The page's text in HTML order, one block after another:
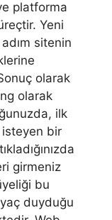
platforma
Yeni
sitenin
olarak
olarak
ilk
isteyen bir
girmeniz
bu
duyduğu